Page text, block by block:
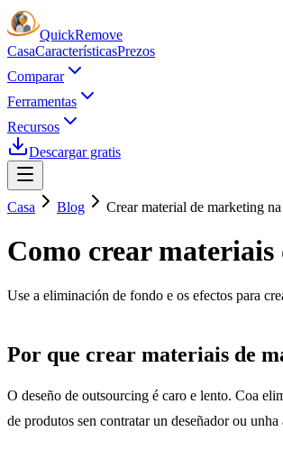
QuickRemove
CasaCaracterísticasPrezos
Comparar
Ferramentas
Recursos
Descargar gratis
Casa Blog Crear material de marketing na
Como crear
Use a eliminación de fondo e os efectos para
Por que crear materiais de
O deseño de outsourcing é caro e lento. Coa
de produtos sen contratar un deseñador ou